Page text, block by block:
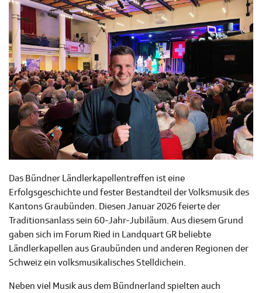
Das Bündner Ländlerkapellentreffen ist eine
Erfolgsgeschichte und fester Bestandteil der Volksmusik des
Kantons Graubünden. Diesen Januar 2026 feierte der
Traditionsanlass sein 60-Jahr-Jubiläum. Aus diesem Grund
gaben sich im Forum Ried in Landquart GR beliebte
Ländlerkapellen aus Graubünden und anderen Regionen der
Schweiz ein volksmusikalisches Stelldichein.
Neben viel Musik aus dem Bündnerland spielten auch